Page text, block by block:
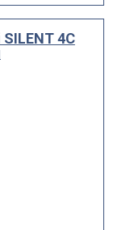
4C